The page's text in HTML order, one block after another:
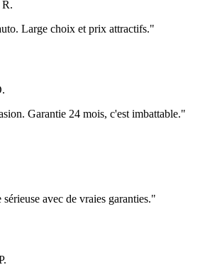
Large choix et prix attractifs."
Garantie 24 mois, c'est imbattable."
avec de vraies garanties."